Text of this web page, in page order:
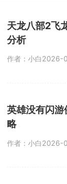
养个
美食
天龙八部2飞
分析
作者：小白2026-
英雄没有闪
略
作者：小白2026-